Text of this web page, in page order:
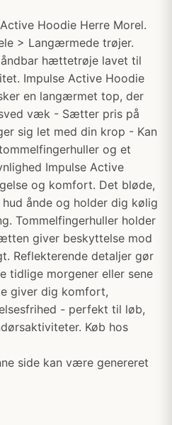
Hoodie Herre Morel.
> Langærmede trøjer.
hættetrøje lavet til
Impulse Active Hoodie
en langærmet top, der
væk - Sætter pris på
sig let med din krop - Kan
og et
Impulse Active
og komfort. Det bløde,
ånde og holder dig kølig
Tommelfingerhuller holder
giver beskyttelse mod
Reflekterende detaljer gør
tidlige morgener eller sene
giver dig komfort,
- perfekt til løb,
Køb hos
side kan være genereret